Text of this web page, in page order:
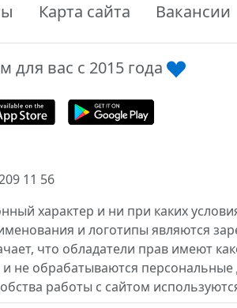
Карта сайта Вакансии
для вас с 2015 года
11 56
характер и ни при каких
и логотипы являются
что обладатели прав имеют
не обрабатываются
работы с сайтом